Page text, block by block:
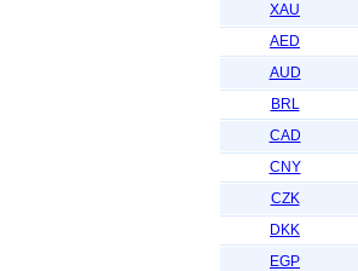
XAU
AED
AUD
BRL
CAD
CNY
CZK
DKK
EGP